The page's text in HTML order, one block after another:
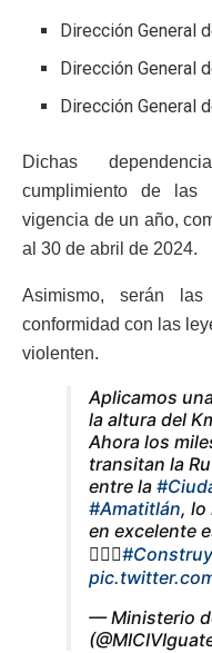
Dirección General
Dirección General
Dirección General
Dichas
cumplimiento de las
vigencia de un año,
al 30 de abril de 2024.
Asimismo, serán
conformidad con las
violenten.
Aplicamos
la altura del
Ahora los
transitan la
entre la
#Amatitlán, lo
en excelente
👷🏽‍♂️
— Ministerio